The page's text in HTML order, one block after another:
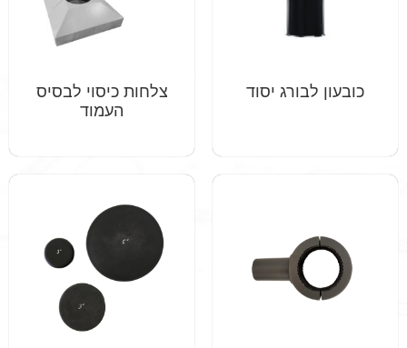
כובעון לבורג יסוד
צלחות כיסוי לבסיס
העמוד